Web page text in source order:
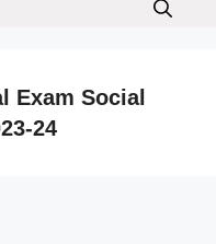
Exam Social
24